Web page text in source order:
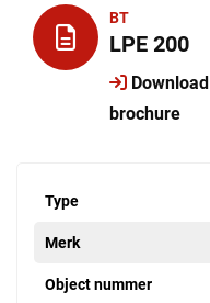
BT
LPE 200
Download
brochure
Type
Merk
Object nummer